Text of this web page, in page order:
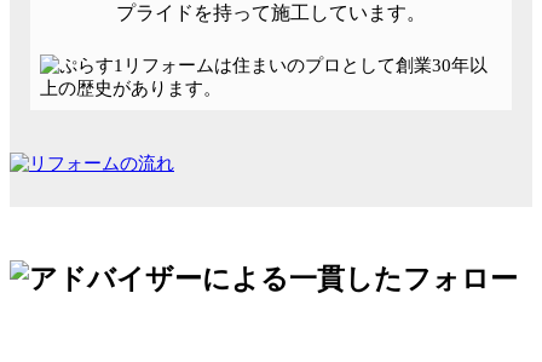
プライドを持って施工しています。